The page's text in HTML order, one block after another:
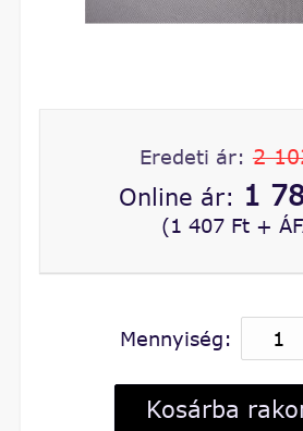
Eredeti ár: 2
Online ár: 1
(1 407 Ft +
Mennyiség:
Kosárba